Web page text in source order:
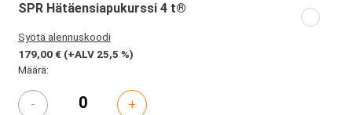
SPR Hätäensiapukurssi 4 t®
Syötä alennuskoodi
179,00 € (+ALV 25,5 %)
Määrä:
- +